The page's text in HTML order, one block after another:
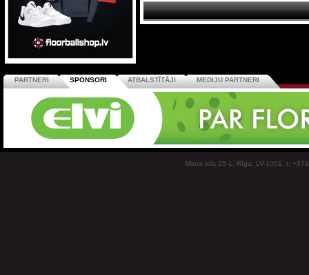
PARTNERI SPONSORI ATBALSTĪTĀJI MEDIJU PARTNERI
Miera iela 15-1, Rīga, LV-1001, t: